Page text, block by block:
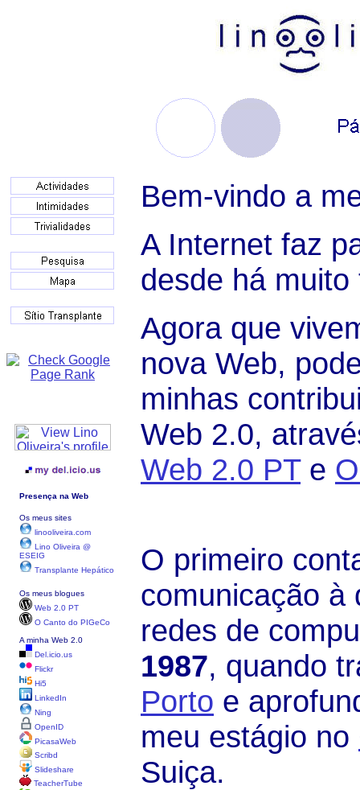
Presença na Web
Os meus sites
linooliveira.com
Lino Oliveira @
ESEIG
Transplante Hepático
Os meus blogues
Web 2.0 PT
O Canto do PIGeCo
A minha Web 2.0
Del.icio.us
Flickr
Hi5
LinkedIn
Ning
OpenID
PicasaWeb
Scribd
Slideshare
TeacherTube
Bem-vindo a
A Internet faz
desde há muito
Agora que
nova Web,
minhas
Web 2.0,
Web 2.0 PTe
O primeiro
comunicação à
redes de
1987, quando
Porto e
meu estágio no
Suiça.